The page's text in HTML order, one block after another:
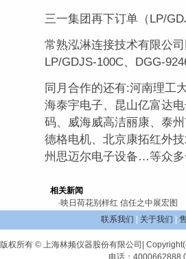
三一集团再下订单（LP/
常熟泓淋连接技术有限公
LP/GDJS-100C、DGG-
同月合作的还有:河南理工
海泰宇电子、昆山亿富达
码、威海威高洁丽康、泰
德格电机、北京康拓红外
州思迈尔电子设备…等众
相关新闻
·映日荷花别样红 信任之中展宏图
联系我们
关于我们
版权所有 © 上海林频仪器股份有限公司|
电话：4000662888